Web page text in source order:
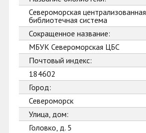
Североморская централизованная
библиотечная система
Сокращенное название:
МБУК Североморская ЦБС
Почтовый индекс:
184602
Город:
Североморск
Улица, дом:
Головко, д. 5